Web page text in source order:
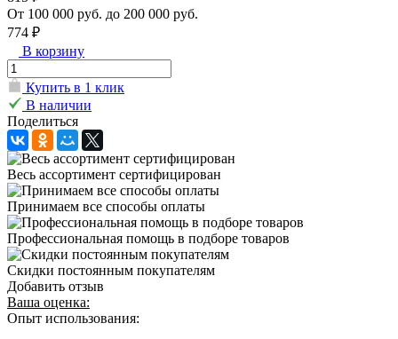
От 100 000 руб. до 200 000 руб.
774 ₽
В корзину
Купить в 1 клик
В наличии
Поделиться
Весь ассортимент сертифицирован
Принимаем все способы оплаты
Профессиональная помощь в подборе товаров
Скидки постоянным покупателям
Добавить отзыв
Ваша оценка:
Опыт использования: